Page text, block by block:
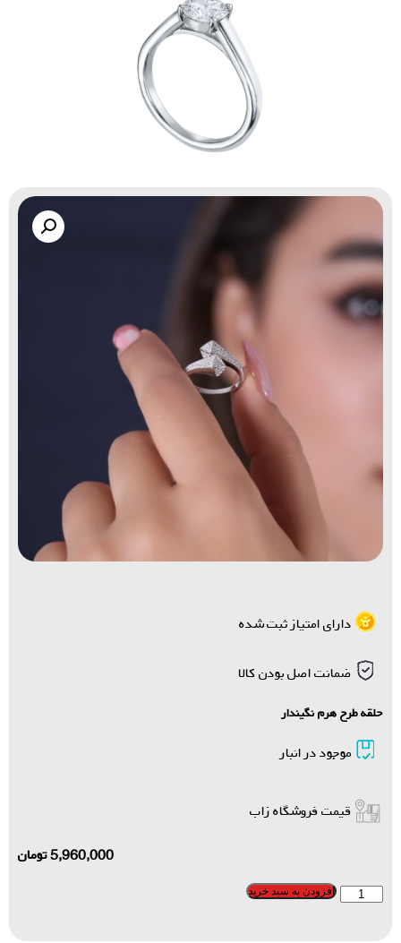
گالری زاب سیلور
دارای امتیاز ثبت شده
ضمانت اصل بودن کالا
حلقه طرح هرم نگیندار
موجود در انبار
قیمت فروشگاه زاب
5,960,000تومان
افزودن به سبد خرید